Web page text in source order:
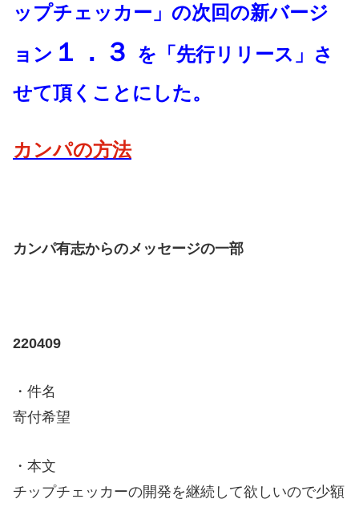
ップチェッカー」の次回の新バージ
ョン １．３
を「先行リリース」さ
せて頂くことにした。
カンパの方法
カンパ有志からのメッセージの一部
220409
・件名
寄付希望
・本文
チップチェッカーの開発を継続して欲しいので少額